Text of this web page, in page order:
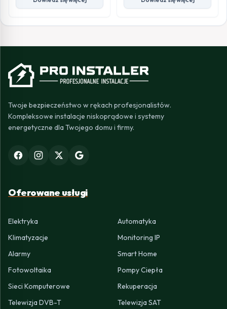
Twoje bezpieczeństwo w rękach profesjonalistów.
Kompleksowe instalacje niskoprądowe i systemy
energetyczne dla Twojego domu i firmy.
Oferowane usługi
Elektryka
Automatyka
Klimatyzacje
Monitoring IP
Alarmy
Smart Home
Fotowoltaika
Pompy Ciepła
Sieci Komputerowe
Rekuperacja
Telewizja DVB-T
Telewizja SAT